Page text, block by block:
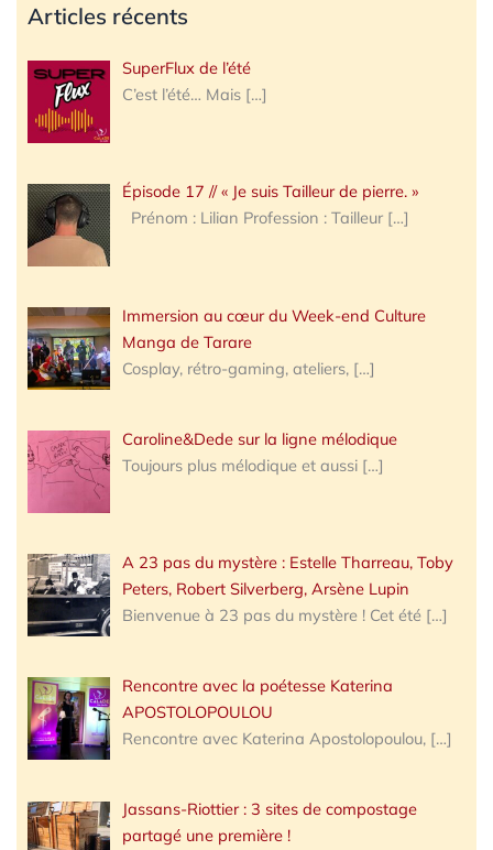
Articles récents
SuperFlux de l’été
C’est l’été… Mais […]
Épisode 17 // « Je suis Tailleur de pierre. »
Prénom : Lilian Profession : Tailleur […]
Immersion au cœur du Week-end Culture
Manga de Tarare
Cosplay, rétro-gaming, ateliers, […]
Caroline&Dede sur la ligne mélodique
Toujours plus mélodique et aussi […]
A 23 pas du mystère : Estelle Tharreau, Toby
Peters, Robert Silverberg, Arsène Lupin
Bienvenue à 23 pas du mystère ! Cet été […]
Rencontre avec la poétesse Katerina
APOSTOLOPOULOU
Rencontre avec Katerina Apostolopoulou, […]
Jassans-Riottier : 3 sites de compostage
partagé une première !